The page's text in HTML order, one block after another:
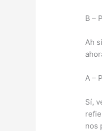
B –
Ah
A –
Sí,
nos